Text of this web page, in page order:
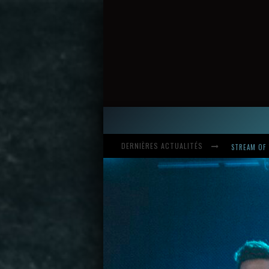
DERNIÈRES ACTUALITÉS